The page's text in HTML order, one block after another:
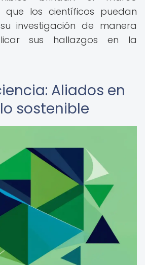
que los científicos puedan
investigación de manera
sus hallazgos en la
Aliados en
sostenible